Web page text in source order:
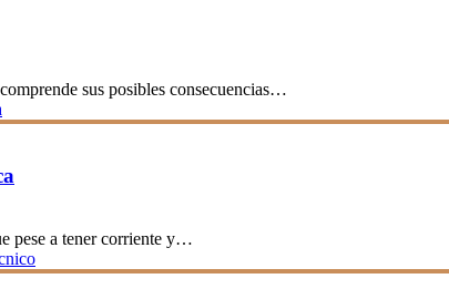
sus posibles consecuencias…
pese a tener corriente y…